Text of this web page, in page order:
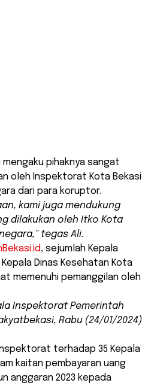
mengaku pihaknya sangat
oleh Inspektorat Kota Bekasi
dari para koruptor.
kami juga mendukung
dilakukan oleh Itko Kota
tegas Ali.
, sejumlah Kepala
Dinas Kesehatan Kota
memenuhi pemanggilan oleh
Inspektorat Pemerintah
Rabu (24/01/2024)
terhadap 35 Kepala
kaitan pembayaran uang
anggaran 2023 kepada